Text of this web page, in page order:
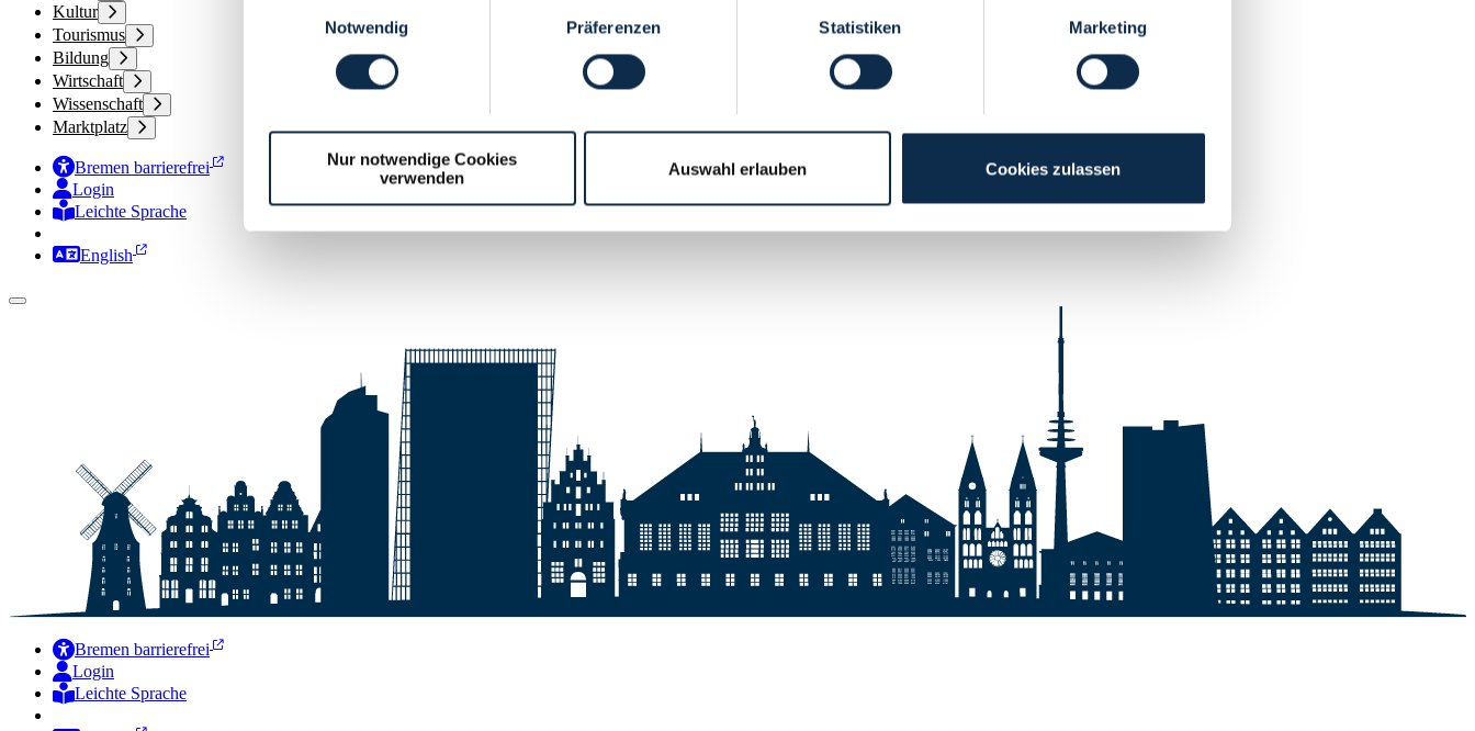
Notwendig
Präferenzen Statistiken Marketing
Nur notwendige Cookies
verwenden
Auswahl erlauben Cookies zulassen
Kultur
Tourismus
Bildung
Wirtschaft
Wissenschaft
Marktplatz
Bremen barrierefrei
Login
Leichte Sprache
Zur Deutschen Gebärdensprache
English
Bremen barrierefrei
Login
Leichte Sprache